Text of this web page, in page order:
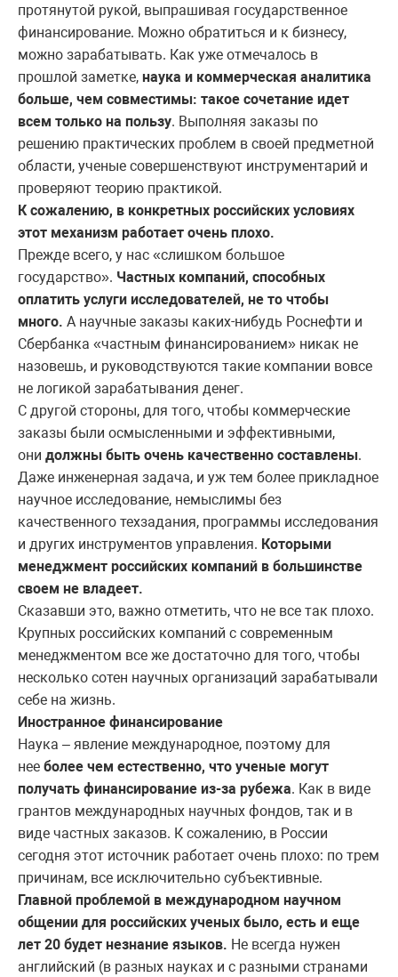
протянутой рукой, выпрашивая государственное
финансирование. Можно обратиться и к бизнесу,
можно зарабатывать. Как уже отмечалось в
прошлой заметке, наука и коммерческая аналитика
больше, чем совместимы: такое сочетание идет
всем только на пользу. Выполняя заказы по
решению практических проблем в своей предметной
области, ученые совершенствуют инструментарий и
проверяют теорию практикой.
К сожалению, в конкретных российских условиях
этот механизм работает очень плохо.
Прежде всего, у нас «слишком большое
государство». Частных компаний, способных
оплатить услуги исследователей, не то чтобы
много. А научные заказы каких-нибудь Роснефти и
Сбербанка «частным финансированием» никак не
назовешь, и руководствуются такие компании вовсе
не логикой зарабатывания денег.
С другой стороны, для того, чтобы коммерческие
заказы были осмысленными и эффективными,
они должны быть очень качественно составлены.
Даже инженерная задача, и уж тем более прикладное
научное исследование, немыслимы без
качественного техзадания, программы исследования
и других инструментов управления. Которыми
менеджмент российских компаний в большинстве
своем не владеет.
Сказавши это, важно отметить, что не все так плохо.
Крупных российских компаний с современным
менеджментом все же достаточно для того, чтобы
несколько сотен научных организаций зарабатывали
себе на жизнь.
Иностранное финансирование
Наука – явление международное, поэтому для
нее более чем естественно, что ученые могут
получать финансирование из-за рубежа. Как в виде
грантов международных научных фондов, так и в
виде частных заказов. К сожалению, в России
сегодня этот источник работает очень плохо: по трем
причинам, все исключительно субъективные.
Главной проблемой в международном научном
общении для российских ученых было, есть и еще
лет 20 будет незнание языков. Не всегда нужен
английский (в разных науках и с разными странами